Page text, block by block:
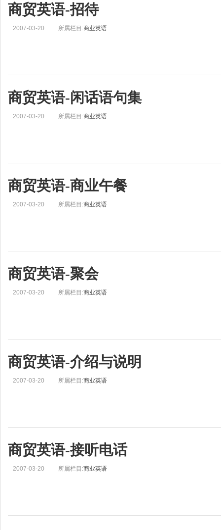
商贸英语-招待
2007-03-20 所属栏目:商业英语
商贸英语-闲话语句集
2007-03-20 所属栏目:商业英语
商贸英语-商业午餐
2007-03-20 所属栏目:商业英语
商贸英语-聚会
2007-03-20 所属栏目:商业英语
商贸英语-介绍与说明
2007-03-20 所属栏目:商业英语
商贸英语-接听电话
2007-03-20 所属栏目:商业英语